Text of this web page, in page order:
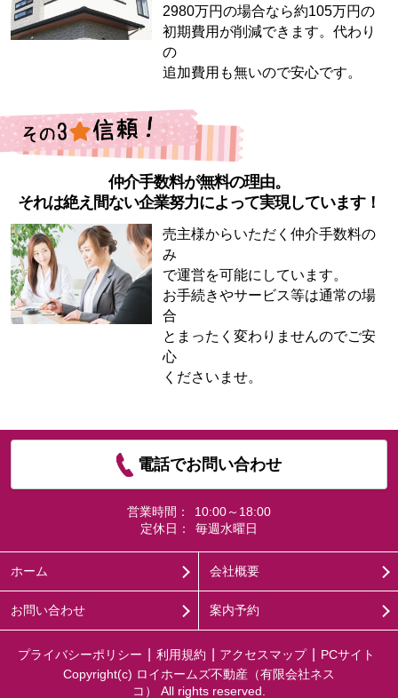
2980万円の場合なら約105万円の
初期費用が削減できます。代わり
の
追加費用も無いので安心です。
仲介手数料が無料の理由。
それは絶え間ない企業努力によって実現しています！
売主様からいただく仲介手数料の
み
で運営を可能にしています。
お手続きやサービス等は通常の場
合
とまったく変わりませんのでご安
心
くださいませ。
電話でお問い合わせ
営業時間：
10:00～18:00
定休日：
毎週水曜日
ホーム 会社概要
お問い合わせ 案内予約
プライバシーポリシー 利用規約 アクセスマップ
PCサイト
Copyright(c) ロイホームズ不動産（有限会社ネス
コ） All rights reserved.